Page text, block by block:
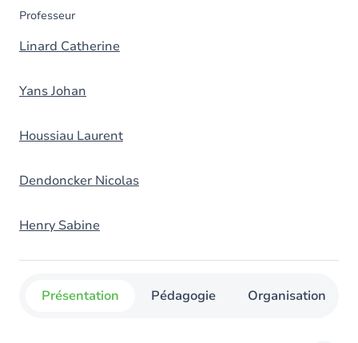
Professeur
Linard Catherine
Yans Johan
Houssiau Laurent
Dendoncker Nicolas
Henry Sabine
Présentation Pédagogie Organisation